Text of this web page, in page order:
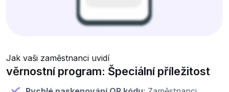
Jak vaši zaměstnanci uvidí
věrnostní program: Špeciální příležitost